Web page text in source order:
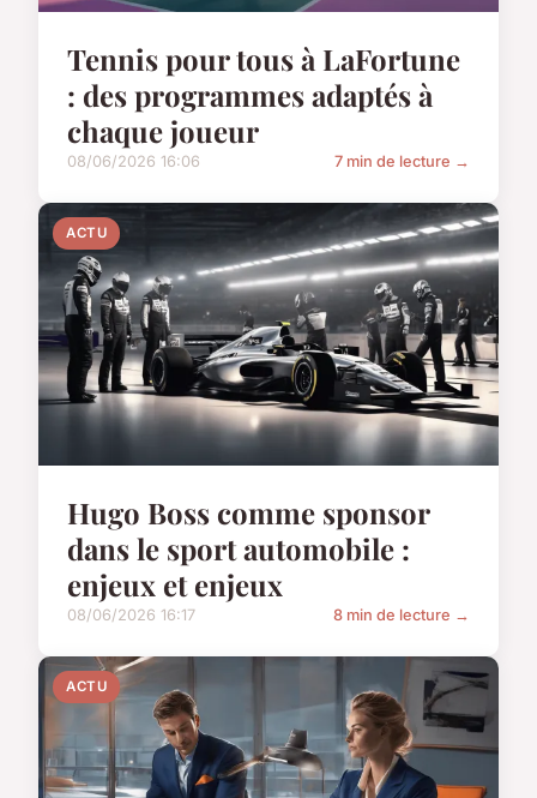
Tennis pour tous à LaFortune
: des programmes adaptés à
chaque joueur
08/06/2026 16:06 7 min de lecture →
ACTU
Hugo Boss comme sponsor
dans le sport automobile :
enjeux et enjeux
08/06/2026 16:17 8 min de lecture →
ACTU